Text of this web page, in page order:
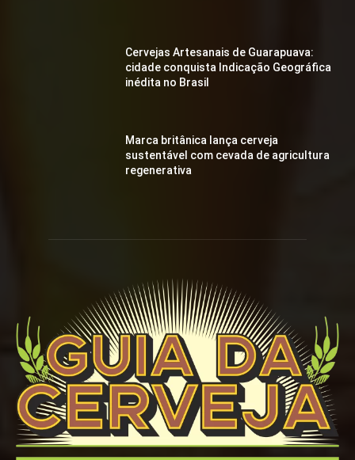
Cervejas Artesanais de Guarapuava:
cidade conquista Indicação Geográfica
inédita no Brasil
Marca britânica lança cerveja
sustentável com cevada de agricultura
regenerativa